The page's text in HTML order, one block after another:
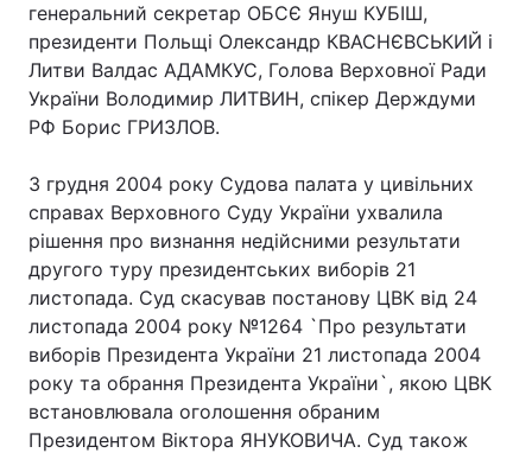
Тема оформлення
генеральний секретар ОБСЄ Януш КУБІШ,
президенти Польщі Олександр КВАСНЄВСЬКИЙ і
Литви Валдас АДАМКУС, Голова Верховної Ради
України Володимир ЛИТВИН, спікер Держдуми
РФ Борис ГРИЗЛОВ.
3 грудня 2004 року Судова палата у цивільних
справах Верховного Суду України ухвалила
рішення про визнання недійсними результати
другого туру президентських виборів 21
листопада. Суд скасував постанову ЦВК від 24
листопада 2004 року №1264 `Про результати
виборів Президента України 21 листопада 2004
року та обрання Президента України`, якою ЦВК
встановлювала оголошення обраним
Президентом Віктора ЯНУКОВИЧА. Суд також